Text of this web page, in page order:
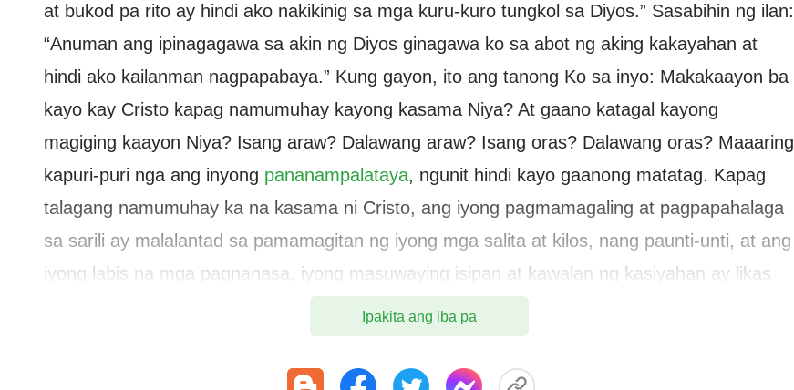
at bukod pa rito ay hindi ako nakikinig sa mga kuru-kuro tungkol sa Diyos.” Sasabihin ng ilan:
“Anuman ang ipinagagawa sa akin ng Diyos ginagawa ko sa abot ng aking kakayahan at
hindi ako kailanman nagpapabaya.” Kung gayon, ito ang tanong Ko sa inyo: Makakaayon ba
kayo kay Cristo kapag namumuhay kayong kasama Niya? At gaano katagal kayong
magiging kaayon Niya? Isang araw? Dalawang araw? Isang oras? Dalawang oras? Maaaring
kapuri-puri nga ang inyong pananampalataya, ngunit hindi kayo gaanong matatag. Kapag
talagang namumuhay ka na kasama ni Cristo, ang iyong pagmamagaling at pagpapahalaga
sa sarili ay malalantad sa pamamagitan ng iyong mga salita at kilos, nang paunti-unti, at ang
iyong labis na mga pagnanasa, iyong masuwaying isipan at kawalan ng kasiyahan ay likas
ding mabubunyag. Sa huli, ang iyong kayabangan ay lalo pang titindi, hanggang sa labis
mong kakalabanin si Cristo na tulad ng paglaban ng tubig sa apoy, at sa gayon ay ganap na
malalantad ang iyong likas na pagkatao. Sa pagkakataong iyon, ang iyong mga kuru-kuro ay
Ipakita ang iba pa